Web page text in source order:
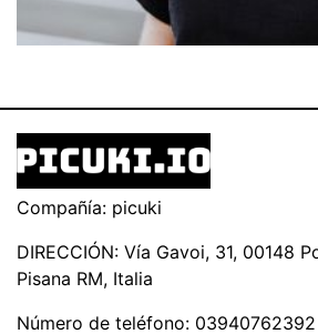
Compañía: picuki
DIRECCIÓN: Vía Gavoi, 31, 00148
Pisana RM, Italia
Número de teléfono: 03940762392